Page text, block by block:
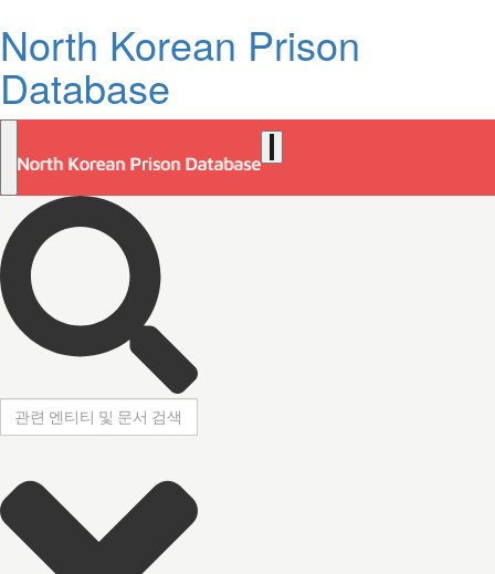
North Korean Prison
Database